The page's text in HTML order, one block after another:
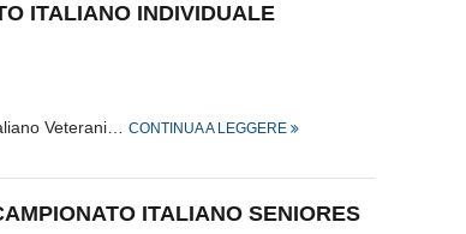
ITALIANO INDIVIDUALE
Veterani… CONTINUA A LEGGERE
ITALIANO SENIORES